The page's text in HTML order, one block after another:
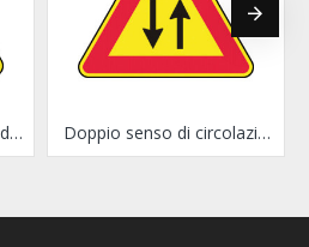
Strettoia asimmetrica a destra Doppio senso di circolazione